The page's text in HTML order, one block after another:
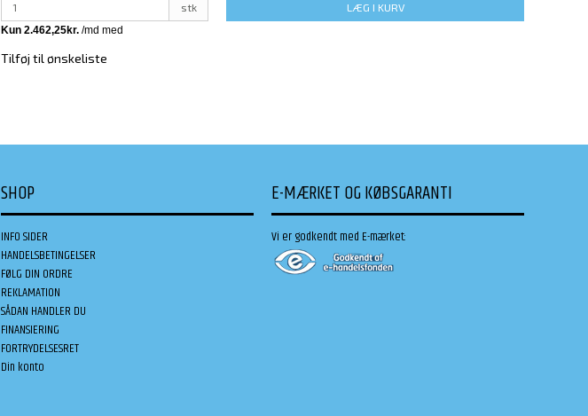
stk LÆG I KURV
Tilføj til ønskeliste
SHOP
INFO SIDER
HANDELSBETINGELSER
FØLG DIN ORDRE
REKLAMATION
SÅDAN HANDLER DU
FINANSIERING
FORTRYDELSESRET
Din konto
E-MÆRKET OG KØBSGARANTI
Vi er godkendt med E-mærket: